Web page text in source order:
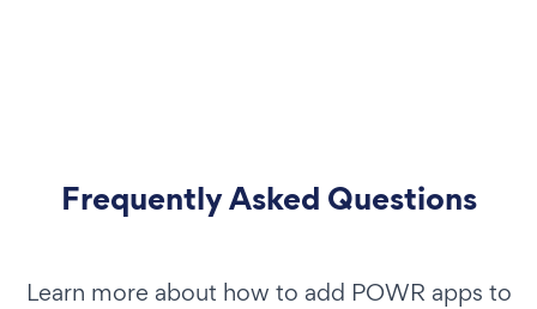
Frequently Asked Questions
Learn more about how to add POWR apps to